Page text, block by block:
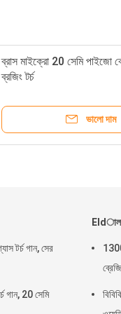
ব্রাস মাইক্রো 20 সেমি পাইজো
ব্রজিং টর্চ
ভালো দাম
টর্চ গান, সের
গান, 20 সেমি
1300